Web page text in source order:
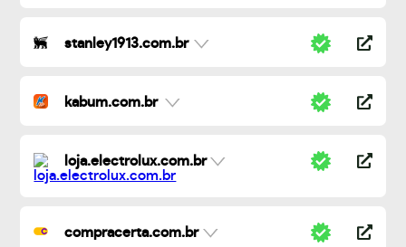
stanley1913.com.br
kabum.com.br
loja.electrolux.com.br
compracerta.com.br